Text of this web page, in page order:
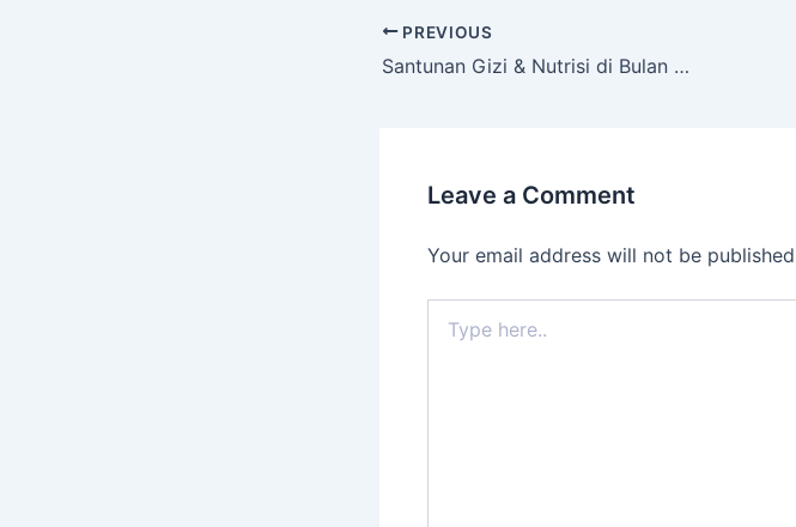
PREVIOUS
Santunan Gizi & Nutrisi di Bulan Juni
Leave a Comment
Your email address will not be
here..